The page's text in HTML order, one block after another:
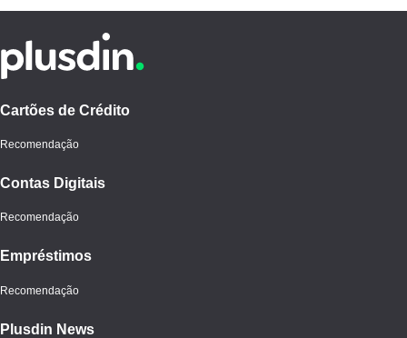
Cartões de Crédito
Recomendação
Contas Digitais
Recomendação
Empréstimos
Recomendação
Plusdin News